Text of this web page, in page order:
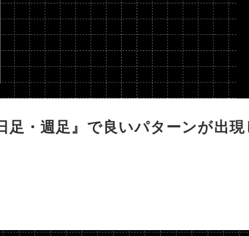
・週足』で良いパターンが出